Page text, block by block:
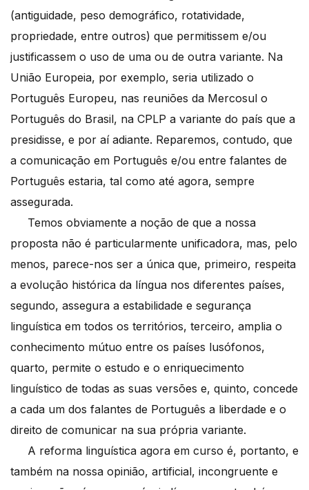
(antiguidade, peso demográfico, rotatividade,
propriedade, entre outros) que permitissem e/ou
justificassem o uso de uma ou de outra variante. Na
União Europeia, por exemplo, seria utilizado o
Português Europeu, nas reuniões da Mercosul o
Português do Brasil, na CPLP a variante do país que a
presidisse, e por aí adiante. Reparemos, contudo, que
a comunicação em Português e/ou entre falantes de
Português estaria, tal como até agora, sempre
assegurada.
Temos obviamente a noção de que a nossa
proposta não é particularmente unificadora, mas, pelo
menos, parece-nos ser a única que, primeiro, respeita
a evolução histórica da língua nos diferentes países,
segundo, assegura a estabilidade e segurança
linguística em todos os territórios, terceiro, amplia o
conhecimento mútuo entre os países lusófonos,
quarto, permite o estudo e o enriquecimento
linguístico de todas as suas versões e, quinto, concede
a cada um dos falantes de Português a liberdade e o
direito de comunicar na sua própria variante.
A reforma linguística agora em curso é, portanto, e
também na nossa opinião, artificial, incongruente e